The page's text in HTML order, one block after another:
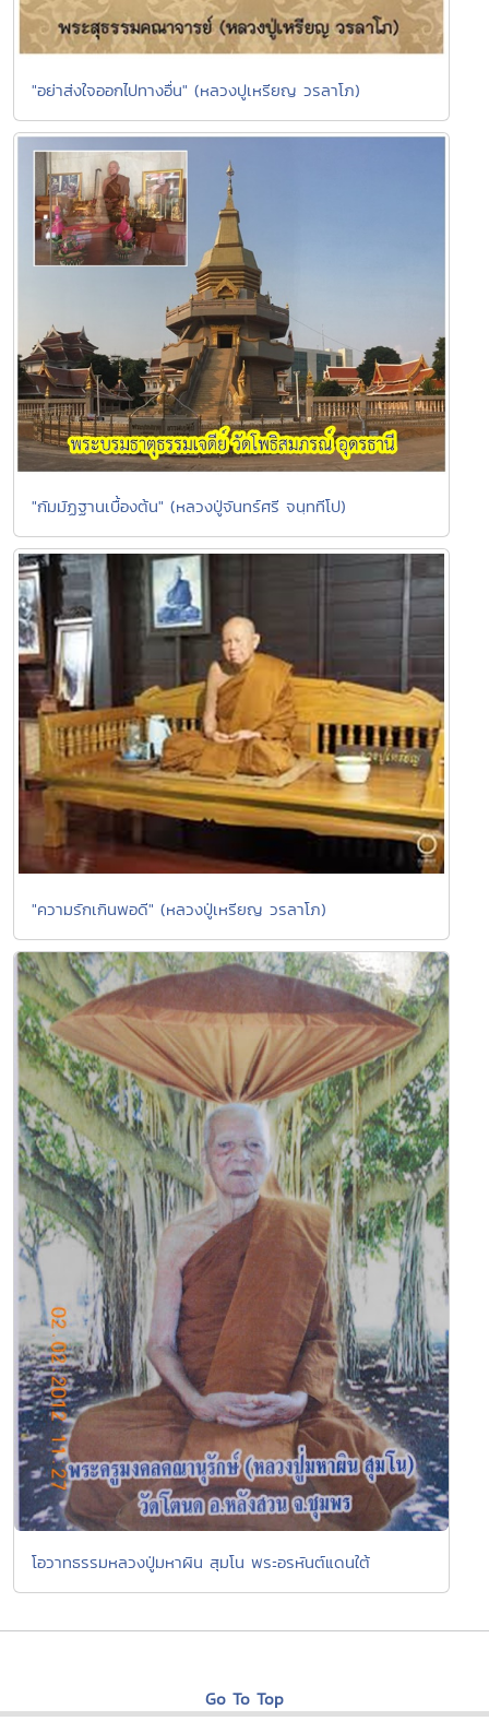
"อย่าส่งใจออกไปทางอื่น" (หลวงปูเหรียญ วรลาโภ)
"กัมมัฏฐานเบื้องต้น" (หลวงปู่จันทร์ศรี จนฺททีโป)
"ความรักเกินพอดี" (หลวงปู่เหรียญ วรลาโภ)
โอวาทธรรมหลวงปู่มหาผิน สุมโน พระอรหันต์แดนใต้
Go To Top